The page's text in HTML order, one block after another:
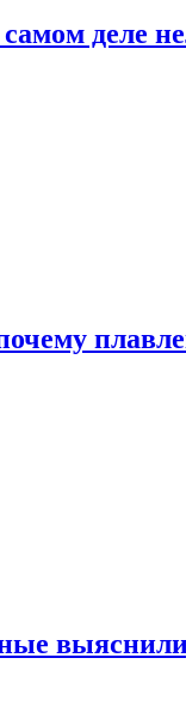
деле